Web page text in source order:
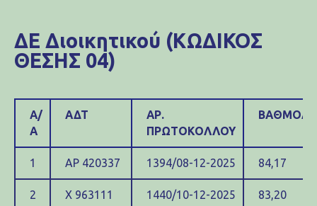
ΔΕ Διοικητικού (ΚΩΔΙΚΟΣ
ΘΕΣΗΣ 04)
Α/
Α
ΑΔΤ
ΑΡ.
ΠΡΩΤΟΚΟΛΛΟΥ
1 ΑΡ 420337 1394/08-12-2025 84,17
2 Χ 963111 1440/10-12-2025 83,20